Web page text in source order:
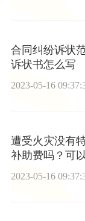
合同纠纷诉状
诉状书怎么写
2023-05-16
遭受火灾没有
补助费吗？可
2023-05-16